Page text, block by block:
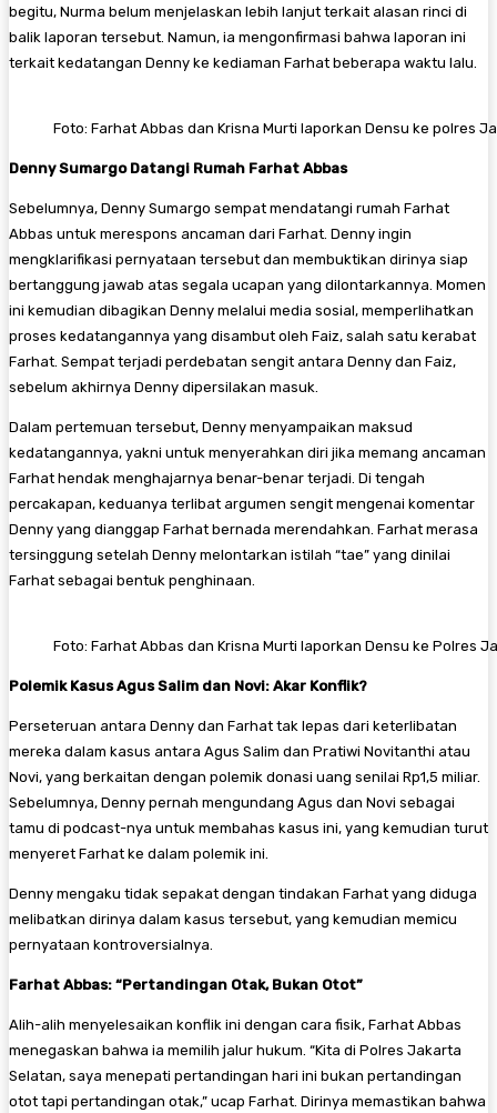
begitu, Nurma belum menjelaskan lebih lanjut terkait alasan rinci di
balik laporan tersebut. Namun, ia mengonfirmasi bahwa laporan ini
terkait kedatangan Denny ke kediaman Farhat beberapa waktu lalu.
Foto: Farhat Abbas dan Krisna Murti laporkan Densu ke polres
Denny Sumargo Datangi Rumah Farhat Abbas
Sebelumnya, Denny Sumargo sempat mendatangi rumah Farhat
Abbas untuk merespons ancaman dari Farhat. Denny ingin
mengklarifikasi pernyataan tersebut dan membuktikan dirinya siap
bertanggung jawab atas segala ucapan yang dilontarkannya. Momen
ini kemudian dibagikan Denny melalui media sosial, memperlihatkan
proses kedatangannya yang disambut oleh Faiz, salah satu kerabat
Farhat. Sempat terjadi perdebatan sengit antara Denny dan Faiz,
sebelum akhirnya Denny dipersilakan masuk.
Dalam pertemuan tersebut, Denny menyampaikan maksud
kedatangannya, yakni untuk menyerahkan diri jika memang ancaman
Farhat hendak menghajarnya benar-benar terjadi. Di tengah
percakapan, keduanya terlibat argumen sengit mengenai komentar
Denny yang dianggap Farhat bernada merendahkan. Farhat merasa
tersinggung setelah Denny melontarkan istilah “tae” yang dinilai
Farhat sebagai bentuk penghinaan.
Foto: Farhat Abbas dan Krisna Murti laporkan Densu ke Polres
Polemik Kasus Agus Salim dan Novi: Akar Konflik?
Perseteruan antara Denny dan Farhat tak lepas dari keterlibatan
mereka dalam kasus antara Agus Salim dan Pratiwi Novitanthi atau
Novi, yang berkaitan dengan polemik donasi uang senilai Rp1,5 miliar.
Sebelumnya, Denny pernah mengundang Agus dan Novi sebagai
tamu di podcast-nya untuk membahas kasus ini, yang kemudian turut
menyeret Farhat ke dalam polemik ini.
Denny mengaku tidak sepakat dengan tindakan Farhat yang diduga
melibatkan dirinya dalam kasus tersebut, yang kemudian memicu
pernyataan kontroversialnya.
Farhat Abbas: “Pertandingan Otak, Bukan Otot”
Alih-alih menyelesaikan konflik ini dengan cara fisik, Farhat Abbas
menegaskan bahwa ia memilih jalur hukum. “Kita di Polres Jakarta
Selatan, saya menepati pertandingan hari ini bukan pertandingan
otot tapi pertandingan otak,” ucap Farhat. Dirinya memastikan bahwa